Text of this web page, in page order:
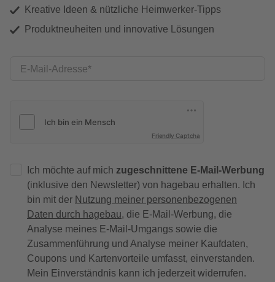
Kreative Ideen & nützliche Heimwerker-Tipps
Produktneuheiten und innovative Lösungen
E-Mail-Adresse
Friendly Captcha
Ich möchte auf mich zugeschnittene E-Mail-Werbung
(inklusive den Newsletter) von hagebau erhalten. Ich
bin mit der Nutzung meiner personenbezogenen
Daten durch hagebau, die E-Mail-Werbung, die
Analyse meines E-Mail-Umgangs sowie die
Zusammenführung und Analyse meiner Kaufdaten,
Coupons und Kartenvorteile umfasst, einverstanden.
Mein Einverständnis kann ich jederzeit widerrufen.